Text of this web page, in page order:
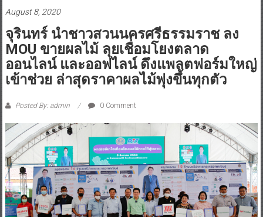
จุรินทร์ นำชาวสวนนครศรีธรรมราช ลง
MOU ขายผลไม้ ลุยเชื่อมโยงตลาด
ออนไลน์ และออฟไลน์ ดึงแพลตฟอร์มใหญ่
เข้าช่วย ล่าสุดราคาผลไม้พุ่งขึ้นทุกตัว
Posted By: admin 0 Comment